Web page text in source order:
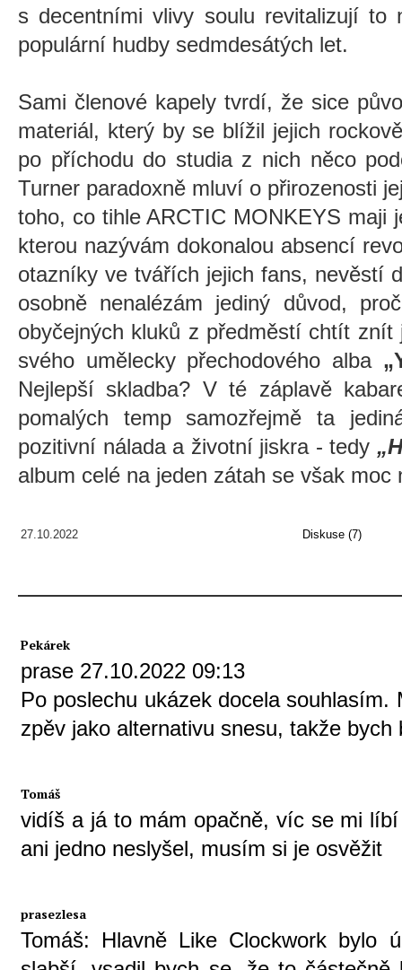
s decentními vlivy soulu revitalizují to
populární hudby sedmdesátých let.
Sami členové kapely tvrdí, že sice
materiál, který by se blížil jejich
po příchodu do studia z nich něco
Turner paradoxně mluví o přirozenosti
toho, co tihle ARCTIC MONKEYS maji
kterou nazývám dokonalou absencí
otazníky ve tvářích jejich fans, nevěstí
osobně nenalézám jediný důvod,
obyčejných kluků z předměstí chtít znít
svého umělecky přechodového alba
Nejlepší skladba? V té záplavě
pomalých temp samozřejmě ta
pozitivní nálada a životní jiskra - tedy
album celé na jeden zátah se však moc
27.10.2022 Diskuse (7)
Pekárek
prase 27.10.2022 09:13
Po poslechu ukázek docela souhlasím.
zpěv jako alternativu snesu, takže
Tomáš
vidíš a já to mám opačně, víc se mi
ani jedno neslyšel, musím si je osvěžit
prasezlesa
Tomáš: Hlavně Like Clockwork bylo